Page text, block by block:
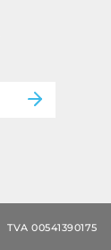
TVA 00541390175